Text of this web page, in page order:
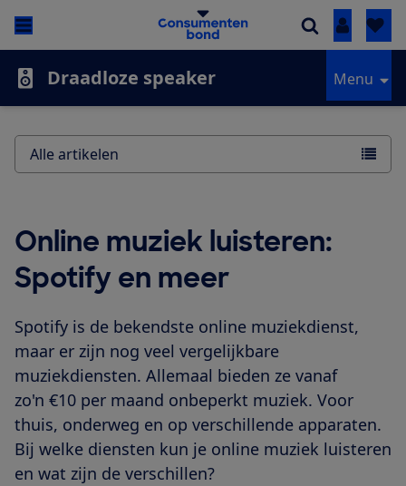
Inloggen
Draadloze speaker Menu
Online muziek luisteren:
Spotify en meer
Spotify is de bekendste online muziekdienst,
maar er zijn nog veel vergelijkbare
muziekdiensten. Allemaal bieden ze vanaf
zo'n €10 per maand onbeperkt muziek. Voor
thuis, onderweg en op verschillende apparaten.
Bij welke diensten kun je online muziek luisteren
en wat zijn de verschillen?
Alle artikelen